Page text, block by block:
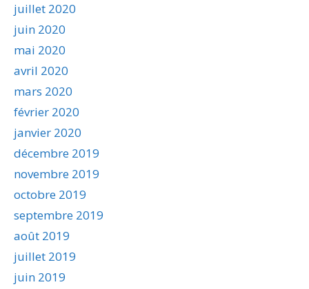
juillet 2020
juin 2020
mai 2020
avril 2020
mars 2020
février 2020
janvier 2020
décembre 2019
novembre 2019
octobre 2019
septembre 2019
août 2019
juillet 2019
juin 2019